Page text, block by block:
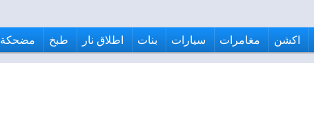
اكشن مغامرات سيارات بنات اطلاق نار طبخ مضحكة